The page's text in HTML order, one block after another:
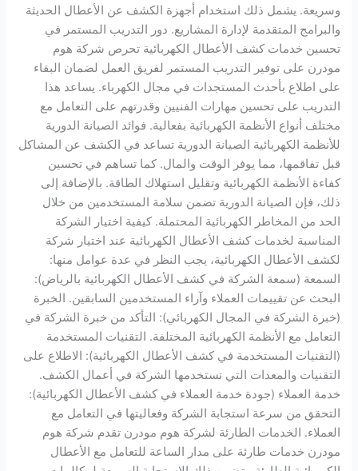
وسريعة. يشمل ذلك استخدام أجهزة الكشف عن الأعطال الحديثة
والبرامج المتقدمة لإدارة المشاريع. دور التدريب المستمر في
تحسين خدمات كشف الأعطال الكهربائية تحرص شركة هوم
مودرن على توفير التدريب المستمر لفريق العمل لضمان البقاء
على اطلاع بأحدث المستجدات في مجال الكهرباء. يساعد هذا
التدريب على تحسين مهارات الفنيين وقدرتهم على التعامل مع
مختلف أنواع الأنظمة الكهربائية بفعالية. فوائد الصيانة الدورية
للأنظمة الكهربائية الصيانة الدورية تساعد في الكشف عن المشاكل
قبل تفاقمها، مما يوفر الوقت والمال. كما تساهم في تحسين
كفاءة الأنظمة الكهربائية وتقليل استهلاك الطاقة. بالإضافة إلى
ذلك، فإن الصيانة الدورية تضمن سلامة المستخدمين من خلال
الحد من المخاطر الكهربائية المحتملة. كيفية اختيار الشركة
المناسبة لخدمات كشف الأعطال الكهربائية عند اختيار شركة
لكشف الأعطال الكهربائية، يجب النظر في عدة عوامل منها:
السمعة (سمعة الشركة في كشف الأعطال الكهربائية بالرياض):
البحث عن تقييمات العملاء وآراء المستخدمين السابقين. الخبرة
(خبرة الشركة في المجال الكهربائي): التأكد من خبرة الشركة في
التعامل مع الأنظمة الكهربائية المختلفة. التقنيات المستخدمة
(التقنيات المستخدمة في كشف الأعطال الكهربائية): الاطلاع على
التقنيات والمعدات التي تستخدمها الشركة في أعمال الكشف.
خدمة العملاء (جودة خدمة العملاء في كشف الأعطال الكهربائية):
التحقق من سرعة استجابة الشركة وفعاليتها في التعامل مع
العملاء. الخدمات الطارئة لشركة هوم مودرن تقدم شركة هوم
مودرن خدمات طارئة على مدار الساعة للتعامل مع الأعطال